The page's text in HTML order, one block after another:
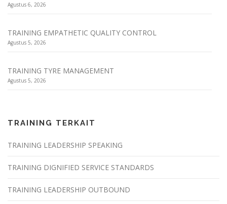
Agustus 6, 2026
TRAINING EMPATHETIC QUALITY CONTROL
Agustus 5, 2026
TRAINING TYRE MANAGEMENT
Agustus 5, 2026
TRAINING TERKAIT
TRAINING LEADERSHIP SPEAKING
TRAINING DIGNIFIED SERVICE STANDARDS
TRAINING LEADERSHIP OUTBOUND